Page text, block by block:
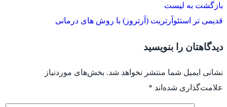
بازگشت به لیست
قدیمی تر
استئوآرتریت (آرتروز) با روش های درمانی
دیدگاهتان را بنویسید
نشانی ایمیل شما منتشر نخواهد شد. بخش‌های موردنیاز
علامت‌گذاری شده‌اند *